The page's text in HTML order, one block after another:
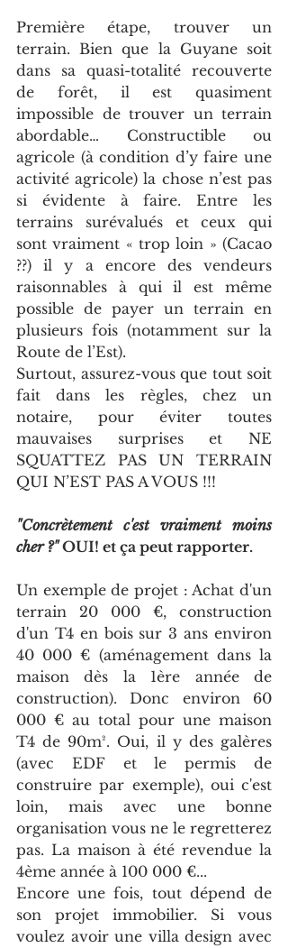
Première étape, trouver un
terrain. Bien que la Guyane soit
dans sa quasi-totalité recouverte
de forêt, il est quasiment
impossible de trouver un terrain
abordable… Constructible ou
agricole (à condition d’y faire une
activité agricole) la chose n’est pas
si évidente à faire. Entre les
terrains surévalués et ceux qui
sont vraiment « trop loin » (Cacao
??) il y a encore des vendeurs
raisonnables à qui il est même
possible de payer un terrain en
plusieurs fois (notamment sur la
Route de l’Est).
Surtout, assurez-vous que tout soit
fait dans les règles, chez un
notaire, pour éviter toutes
mauvaises surprises et NE
SQUATTEZ PAS UN TERRAIN
QUI N’EST PAS A VOUS !!!
"Concrètement c'est vraiment moins
cher ?" OUI! et ça peut rapporter.
Un exemple de projet : Achat d'un
terrain 20 000 €, construction
d'un T4 en bois sur 3 ans environ
40 000 € (aménagement dans la
maison dès la 1ère année de
construction). Donc environ 60
000 € au total pour une maison
T4 de 90m². Oui, il y des galères
(avec EDF et le permis de
construire par exemple), oui c'est
loin, mais avec une bonne
organisation vous ne le regretterez
pas. La maison à été revendue la
4ème année à 100 000 €...
Encore une fois, tout dépend de
son projet immobilier. Si vous
voulez avoir une villa design avec